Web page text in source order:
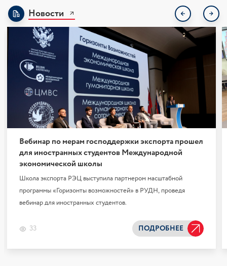
Новости
Вебинар по мерам господдержки экспорта прошел
для иностранных студентов Международной
экономической школы
Школа экспорта РЭЦ выступила партнером масштабной
программы «Горизонты возможностей» в РУДН, проведя
вебинар для иностранных студентов.
33 ПОДРОБНЕЕ